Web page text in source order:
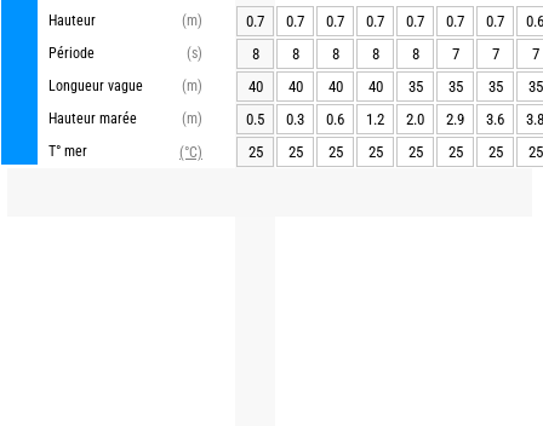
Hauteur
(m)
Période
(s)
Longueur vague
(m)
Hauteur marée
(m)
T° mer
(°C)
0.7
0.7 0.7 0.7 0.7 0.7 0.7
0.6
8
8 8 8 8 7 7
7
40
40 40 40 35 35 35
35
0.5
0.3 0.6 1.2 2.0 2.9 3.6
3.8
25
25 25 25 25 25 25 25